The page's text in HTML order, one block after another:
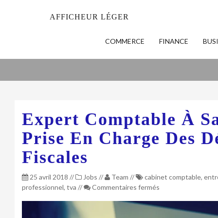
AFFICHEUR LÉGER
COMMERCE FINANCE
Expert Comptable À
Prise En Charge Des
Fiscales
25 avril 2018 // Jobs // Team // cabinet comptable,
professionnel, tva // Commentaires fermés
comptable